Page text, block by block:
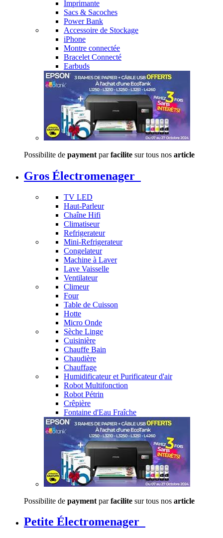
Imprimante
Sacs & Sacoches
Power Bank
Accessoire de Stockage
iPhone
Montre connectée
Bracelet Connecté
Earbuds
Possibilite de payment parfacilite sur tous nos article
Gros Électromenager
TV LED
Haut-Parleur
Chaîne Hifi
Climatiseur
Refrigerateur
Mini-Refrigerateur
Congelateur
Machine à Laver
Lave Vaisselle
Ventilateur
Climeur
Four
Table de Cuisson
Hotte
Micro Onde
Sèche Linge
Cuisinière
Chauffe Bain
Chaudière
Chauffage
Humidificateur et Purificateur d'air
Robot Multifonction
Robot Pétrin
Crêpière
Fontaine d'Eau Fraîche
Possibilite de payment parfacilite sur tous nos article
Petite Électromenager